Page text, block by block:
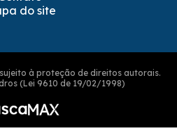
do site
à proteção de direitos autorais.
(Lei 9610 de 19/02/1998)